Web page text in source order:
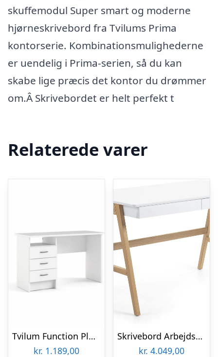
skuffemodul Super smart og moderne
hjørneskrivebord fra Tvilums Prima
kontorserie. Kombinationsmulighederne
er uendelig i Prima-serien, så du kan
skabe lige præcis det kontor du drømmer
om.Â Skrivebordet er helt perfekt t
Relaterede varer
Tvilum Function Plus skrivebord -120 cm – Hvid : Erling Christensen Møbler
kr. 1.189,00
Skrivebord Arbejdsbord Kave Home Dyana Hvidlakeret MDF med Egeben 120x60x75 cm
kr. 4.049,00